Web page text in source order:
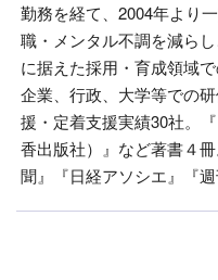
勤務を経て、2004年より
職・メンタル不調を減ら
に据えた採用・育成領域で
企業、行政、大学等での
援・定着支援実績30社。
香出版社）』など著書４
聞』『日経アソシエ』『